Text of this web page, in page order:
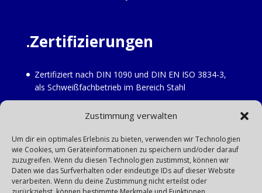
Zustimmung verwalten
Um dir ein optimales Erlebnis zu bieten, verwenden wir Technologien
wie Cookies, um Geräteinformationen zu speichern und/oder darauf
zuzugreifen. Wenn du diesen Technologien zustimmst, können wir
Daten wie das Surfverhalten oder eindeutige IDs auf dieser Website
verarbeiten. Wenn du deine Zustimmung nicht erteilst oder
.Zertifizierungen
Zertifiziert nach DIN 1090 und DIN EN ISO 3834-3,
als Schweißfachbetrieb im Bereich Stahl
Erweiterung Edelstahl Z-30.3-6.
StawaR 11 zusätzliche Stahl-Wannen-Richtlinie 2011
Fachbetrieb nach AwSV §62 (ehemals Fachbetrieb
nach WHG)
Fachbetrieb DVGW